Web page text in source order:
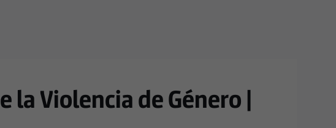
la Violencia de Género |